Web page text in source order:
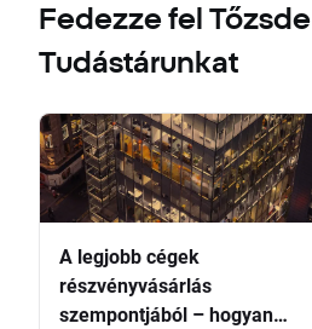
Fedezze fel Tőzsde
Tudástárunkat
A legjobb cégek
részvényvásárlás
szempontjából – hogyan